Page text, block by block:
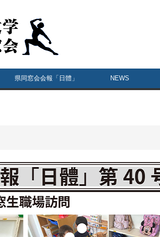
県同窓会会報「日體」 NEWS